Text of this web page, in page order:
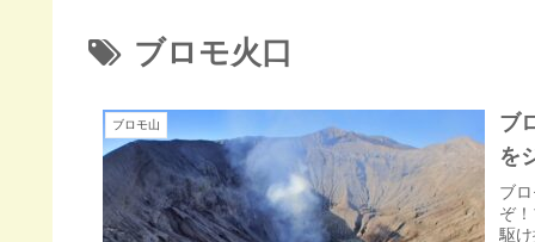
ブロモ火口
ブロモ山
ブ
を
ブ
ぞ
駆